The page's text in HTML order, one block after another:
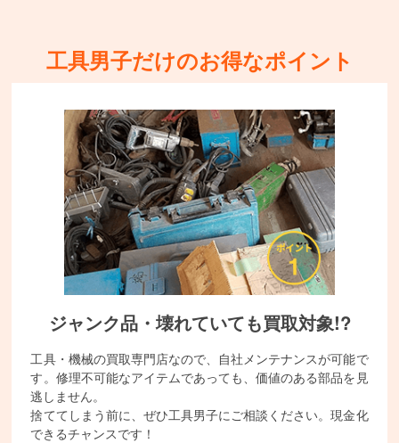
工具男子だけのお得なポイント
ジャンク品・壊れていても買取対象!?
工具・機械の買取専門店なので、自社メンテナンスが可能で
す。修理不可能なアイテムであっても、価値のある部品を見
逃しません。
捨ててしまう前に、ぜひ工具男子にご相談ください。現金化
できるチャンスです！